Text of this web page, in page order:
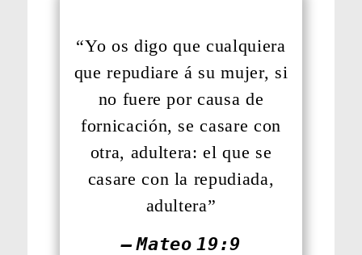
“Yo os digo que cualquiera
que repudiare á su mujer, si
no fuere por causa de
fornicación, se casare con
otra, adultera: el que se
casare con la repudiada,
adultera”
— Mateo 19:9